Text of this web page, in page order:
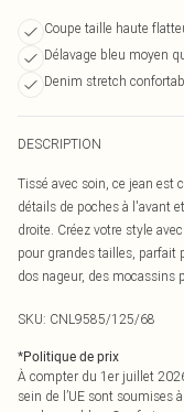
Coupe taille haute
Délavage bleu moyen
Denim stretch
DESCRIPTION
Tissé avec soin, ce jean est
détails de poches à l'avant
droite. Créez votre style
pour grandes tailles, parfait
dos nageur, des mocassins
SKU: CNL9585/125/68
*Politique de prix
À compter du 1er juillet
sein de l’UE sont soumises